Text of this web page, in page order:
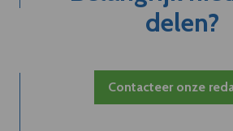
delen?
Contacteer onze